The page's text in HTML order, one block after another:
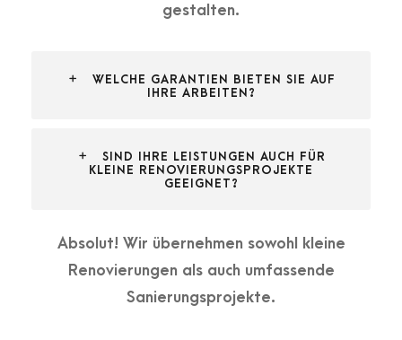
gestalten.
WELCHE GARANTIEN BIETEN SIE AUF
IHRE ARBEITEN?
SIND IHRE LEISTUNGEN AUCH FÜR
KLEINE RENOVIERUNGSPROJEKTE
GEEIGNET?
Absolut! Wir übernehmen sowohl kleine
Renovierungen als auch umfassende
Sanierungsprojekte.